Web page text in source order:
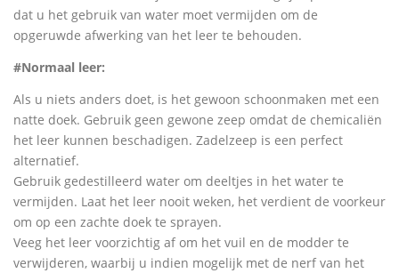
dat u het gebruik van water moet vermijden om de
opgeruwde afwerking van het leer te behouden.
#Normaal leer:
Als u niets anders doet, is het gewoon schoonmaken met een
natte doek. Gebruik geen gewone zeep omdat de chemicaliën
het leer kunnen beschadigen. Zadelzeep is een perfect
alternatief.
Gebruik gedestilleerd water om deeltjes in het water te
vermijden. Laat het leer nooit weken, het verdient de voorkeur
om op een zachte doek te sprayen.
Veeg het leer voorzichtig af om het vuil en de modder te
verwijderen, waarbij u indien mogelijk met de nerf van het